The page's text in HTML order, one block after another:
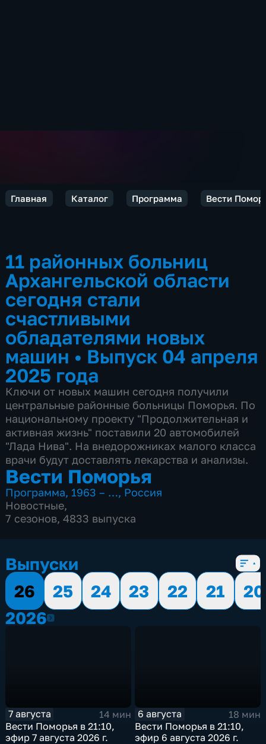
Главная Каталог Программа Вести
11 районных больниц
Архангельской области
сегодня стали
счастливыми
обладателями новых
машин • Выпуск 04 апреля
2025 года
Ключи от новых машин сегодня получили
центральные районные больницы Поморья. По
национальному проекту "Продолжительная и
активная жизнь" поставили 20 автомобилей
"Лада Нива". На внедорожниках малого класса
врачи будут доставлять лекарства и анализы.
Вести Поморья
Программа, 1963 – …, Россия
Новостные,
7 сезонов, 4833 выпуска
Выпуски
26
25 24 23 22 21
20
20262026
7 августа
14 мин
Вести Поморья в 21:10,
эфир 7 августа 2026 г.
6 августа
18 мин
Вести Поморья в 21:10,
эфир 6 августа 2026 г.